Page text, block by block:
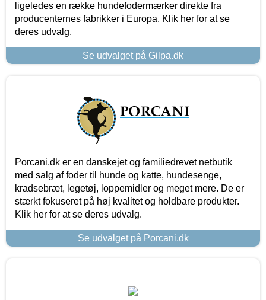
ligeledes en række hundefodermærker direkte fra
producenternes fabrikker i Europa. Klik her for at se
deres udvalg.
Se udvalget på Gilpa.dk
Porcani.dk er en danskejet og familiedrevet netbutik
med salg af foder til hunde og katte, hundesenge,
kradsebræt, legetøj, loppemidler og meget mere. De er
stærkt fokuseret på høj kvalitet og holdbare produkter.
Klik her for at se deres udvalg.
Se udvalget på Porcani.dk